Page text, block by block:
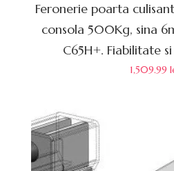
Feronerie poarta
consola 500Kg, sina
C65H+. Fiabilitate
1,509.99